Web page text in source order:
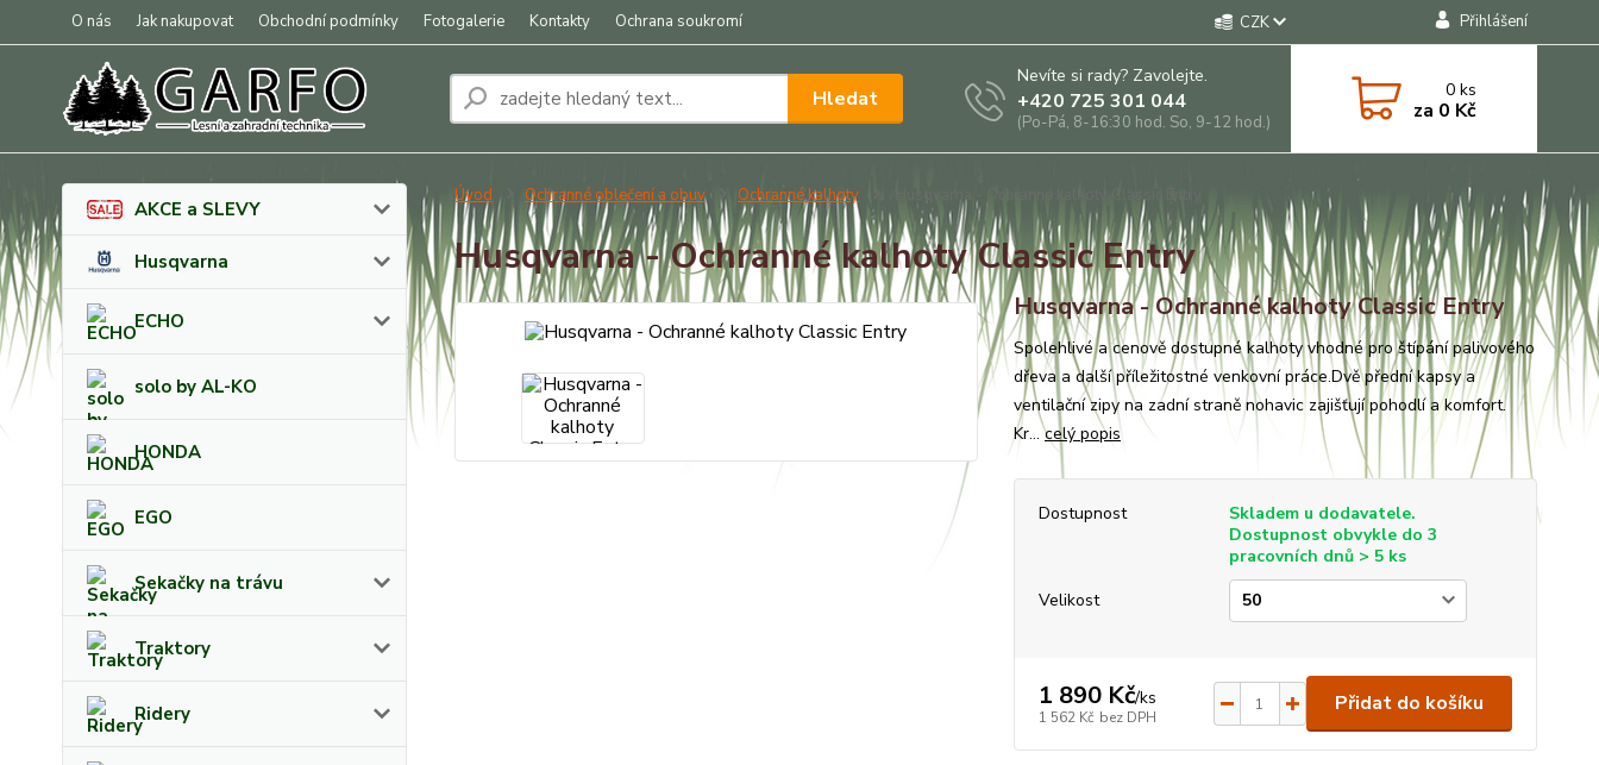
O nás Jak nakupovat Obchodní podmínky Fotogalerie Kontakty Ochrana soukromí CZK Přihlášení
Hledat
Nevíte si rady? Zavolejte.
+420 725 301 044
(Po-Pá, 8-16:30 hod. So, 9-12 hod.)
0ks
za 0 Kč
AKCE a SLEVY
Husqvarna
ECHO
solo by AL-KO
HONDA
EGO
Sekačky na trávu
Traktory
Ridery
Úvod Ochranné oblečení a obuv Ochranné kalhoty Husqvarna - Ochranné kalhoty Classic Entry
Husqvarna - Ochranné kalhoty Classic Entry
Husqvarna - Ochranné kalhoty Classic Entry
Spolehlivé a cenově dostupné kalhoty vhodné pro štípání palivového
dřeva a další příležitostné venkovní práce.Dvě přední kapsy a
ventilační zipy na zadní straně nohavic zajišťují pohodlí a komfort.
Kr...celý popis
Dostupnost
Skladem u dodavatele.
Dostupnost obvykle do 3
pracovních dnů > 5 ks
Velikost
1 890 Kč/ks
1 562 Kč bez DPH
Přidat do košíku